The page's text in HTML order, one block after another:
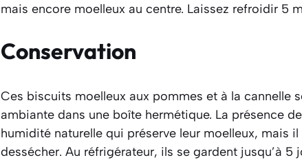
mais encore moelleux au centre. Laissez refroidir 5
Conservation
Ces biscuits moelleux aux pommes et à la cannelle
ambiante dans une boîte hermétique. La présence
humidité naturelle qui préserve leur moelleux, mais
dessécher. Au réfrigérateur, ils se gardent jusqu’à 5